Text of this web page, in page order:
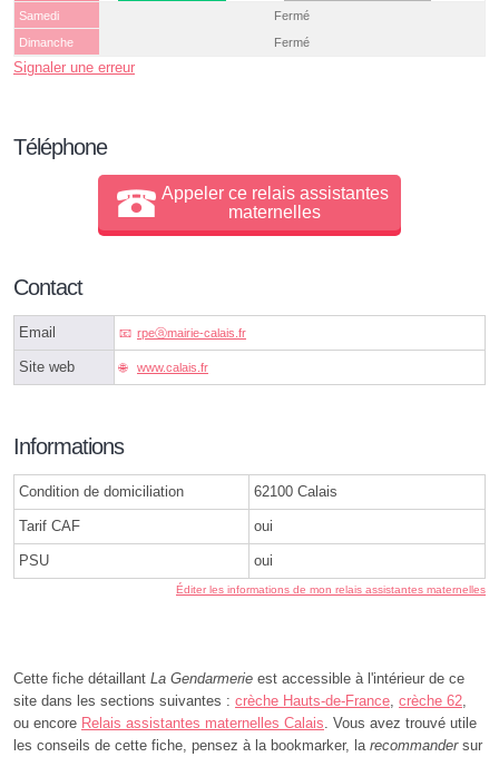
Samedi
Fermé
Dimanche
Fermé
Signaler une erreur
Téléphone
Appeler ce relais assistantes
maternelles
Contact
Email rpeⓐmairie-calais.fr
Site web www.calais.fr
Informations
Condition de domiciliation 62100 Calais
Tarif CAF oui
PSU oui
Éditer les informations de mon relais assistantes maternelles
Cette fiche détaillant La Gendarmerie est accessible à l'intérieur de ce
site dans les sections suivantes : crèche Hauts-de-France crèche 62
ou encore Relais assistantes maternelles Calais . Vous avez trouvé utile
les conseils de cette fiche, pensez à la bookmarker, la recommandersur